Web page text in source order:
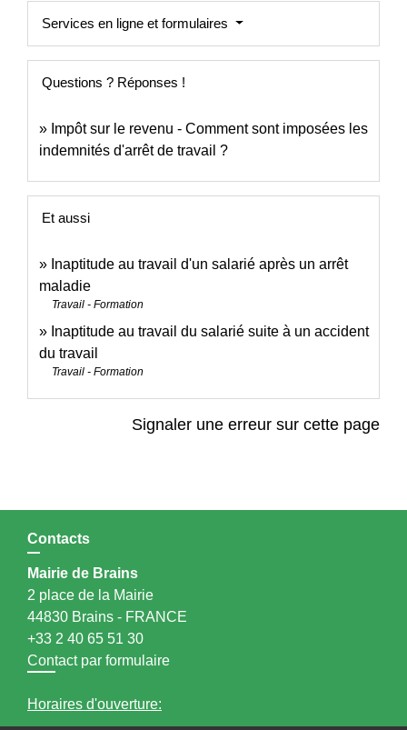
Services en ligne et formulaires
Questions ? Réponses !
Impôt sur le revenu - Comment sont imposées les
indemnités d'arrêt de travail ?
Et aussi
Inaptitude au travail d'un salarié après un arrêt
maladie
Travail - Formation
Inaptitude au travail du salarié suite à un accident
du travail
Travail - Formation
Signaler une erreur sur cette page
Contacts
Mairie de Brains
2 place de la Mairie
44830 Brains - FRANCE
+33 2 40 65 51 30
Contact par formulaire
Horaires d'ouverture: